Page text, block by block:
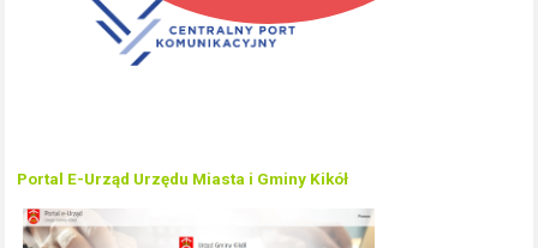
Portal E-Urząd Urzędu Miasta i Gminy Kikół